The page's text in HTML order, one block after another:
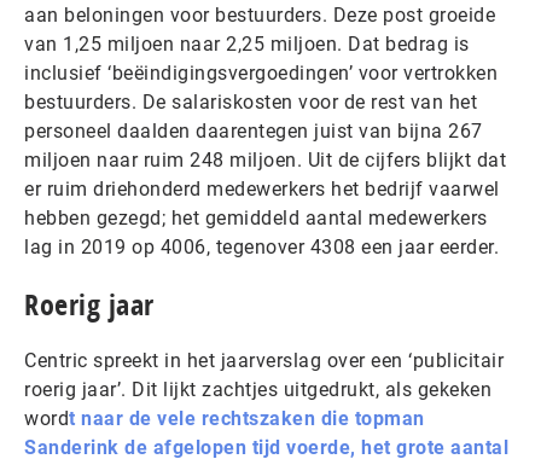
aan beloningen voor bestuurders. Deze post groeide
van 1,25 miljoen naar 2,25 miljoen. Dat bedrag is
inclusief ‘beëindigingsvergoedingen’ voor vertrokken
bestuurders. De salariskosten voor de rest van het
personeel daalden daarentegen juist van bijna 267
miljoen naar ruim 248 miljoen. Uit de cijfers blijkt dat
er ruim driehonderd medewerkers het bedrijf vaarwel
hebben gezegd; het gemiddeld aantal medewerkers
lag in 2019 op 4006, tegenover 4308 een jaar eerder.
Roerig jaar
Centric spreekt in het jaarverslag over een ‘publicitair
roerig jaar’. Dit lijkt zachtjes uitgedrukt, als gekeken
wordt naar de vele rechtszaken die topman
Sanderink de afgelopen tijd voerde, het grote aantal